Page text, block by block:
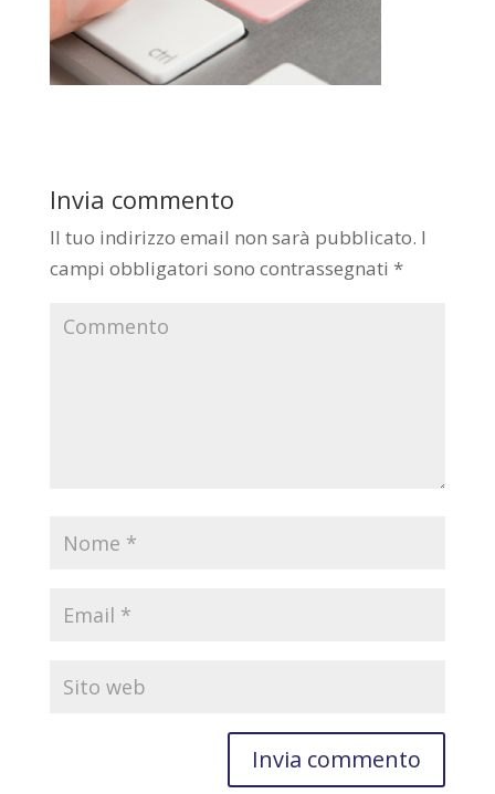
Invia commento
Il tuo indirizzo email non sarà pubblicato. I
campi obbligatori sono contrassegnati *